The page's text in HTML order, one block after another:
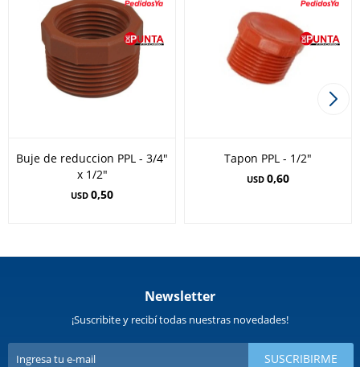
Buje de reduccion PPL - 3/4"
x 1/2"
USD 0,50
Tapon PPL - 1/2"
USD 0,60
Newsletter
¡Suscribite y recibí todas nuestras novedades!
SUSCRIBIRME